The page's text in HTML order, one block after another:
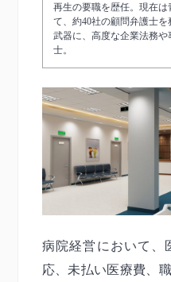
再生の要職を歴任。現在
て、約40社の顧問弁護士
武器に、高度な企業法務
士。
病院経営において、
応、未払い医療費、